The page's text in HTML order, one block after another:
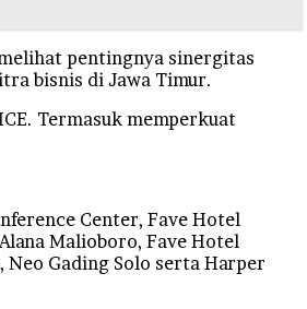
pentingnya sinergitas
bisnis di Jawa Timur.
Termasuk memperkuat
Center, Fave Hotel
Malioboro, Fave Hotel
Neo Gading Solo serta Harper